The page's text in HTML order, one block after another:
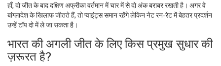
हाँ, दो जीत के बाद दक्षिण अफ्रीका वर्तमान में चार में से दो अंक बराबर रखती है। अगर वे
बांग्लादेश के खिलाफ जीतते हैं, तो प्वाइंट्स समान रहेंगे लेकिन नेट रन‑रेट में बेहतर प्रदर्शन
उन्हें टॉप दो में ले जा सकता है।
भारत की अगली जीत के लिए किस प्रमुख सुधार की
ज़रूरत है?